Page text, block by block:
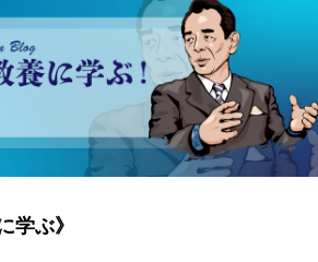
の教養に学ぶ！～転ばぬ先の杖～
学ぶ》